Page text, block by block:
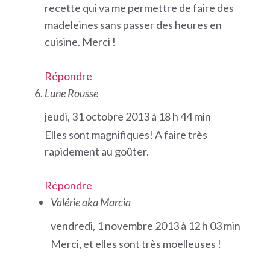
recette qui va me permettre de faire des
madeleines sans passer des heures en
cuisine. Merci !
Répondre
Lune Rousse
jeudi, 31 octobre 2013 à 18 h 44 min
Elles sont magnifiques! A faire très
rapidement au goûter.
Répondre
Valérie aka Marcia
vendredi, 1 novembre 2013 à 12 h 03 min
Merci, et elles sont très moelleuses !